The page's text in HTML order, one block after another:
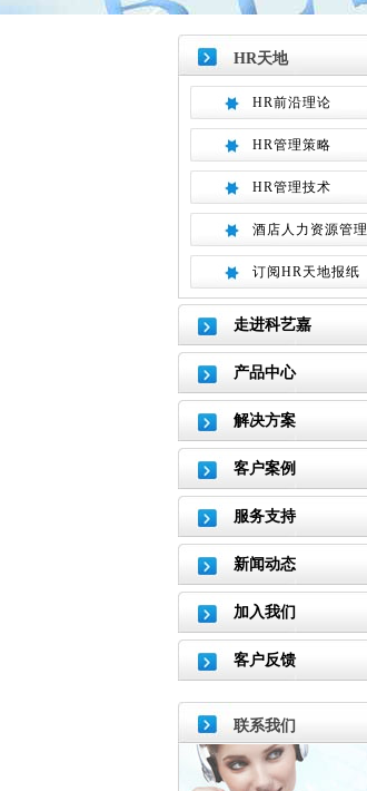
HR天地
HR前沿理论
HR管理策略
HR管理技术
酒店人力资源管理
订阅HR天地报纸
走进科艺嘉
产品中心
解决方案
客户案例
服务支持
新闻动态
加入我们
客户反馈
联系我们